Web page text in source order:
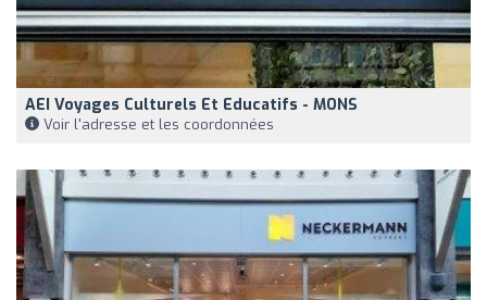
AEI Voyages Culturels Et Educatifs - MONS
Voir l'adresse et les coordonnées